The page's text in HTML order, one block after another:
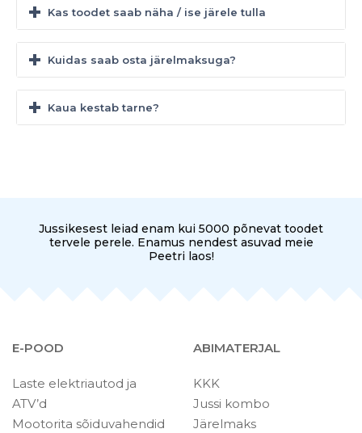
Kas toodet saab näha / ise järele tulla
Kuidas saab osta järelmaksuga?
Kaua kestab tarne?
Jussikesest leiad enam kui 5000 põnevat toodet
tervele perele. Enamus nendest asuvad meie
Peetri laos!
E-POOD
Laste elektriautod ja
ATV’d
Mootorita sõiduvahendid
ABIMATERJAL
KKK
Jussi kombo
Järelmaks